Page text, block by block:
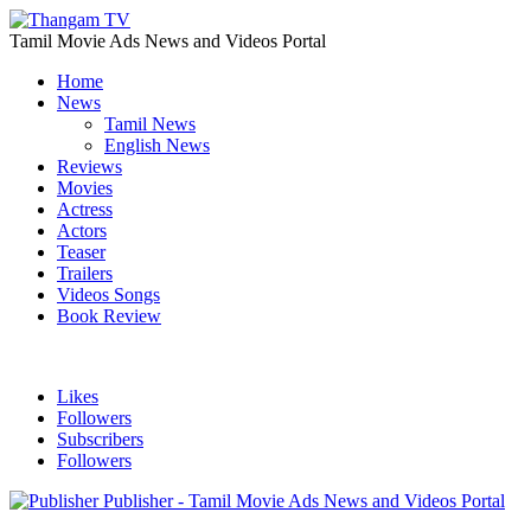
Tamil Movie Ads News and Videos Portal
Home
News
Tamil News
English News
Reviews
Movies
Actress
Actors
Teaser
Trailers
Videos Songs
Book Review
Likes
Followers
Subscribers
Followers
Publisher - Tamil Movie Ads News and Videos Portal